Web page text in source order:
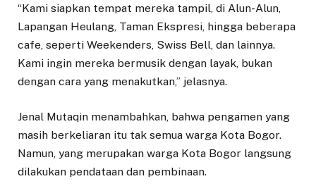
“Kami siapkan tempat mereka tampil, di Alun-Alun,
Lapangan Heulang, Taman Ekspresi, hingga beberapa
cafe, seperti Weekenders, Swiss Bell, dan lainnya.
Kami ingin mereka bermusik dengan layak, bukan
dengan cara yang menakutkan,” jelasnya.
Jenal Mutaqin menambahkan, bahwa pengamen yang
masih berkeliaran itu tak semua warga Kota Bogor.
Namun, yang merupakan warga Kota Bogor langsung
dilakukan pendataan dan pembinaan.